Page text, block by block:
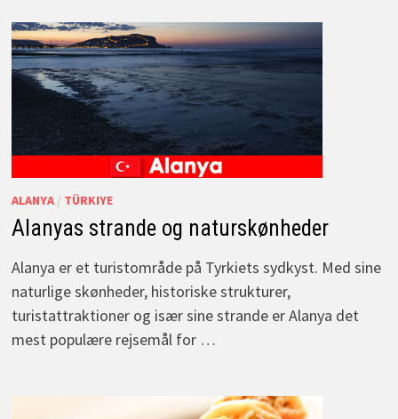
ALANYA/ TÜRKIYE
Alanyas strande og naturskønheder
Alanya er et turistområde på Tyrkiets sydkyst. Med sine
naturlige skønheder, historiske strukturer,
turistattraktioner og især sine strande er Alanya det
mest populære rejsemål for …